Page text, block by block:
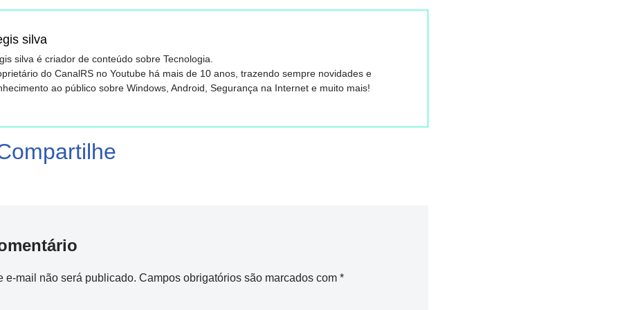
silva
silva é criador de conteúdo sobre Tecnologia.
do CanalRS no Youtube há mais de 10 anos, trazendo sempre novidades e
ao público sobre Windows, Android, Segurança na Internet e muito mais!
e-mail não será publicado. Campos obrigatórios são marcados com *